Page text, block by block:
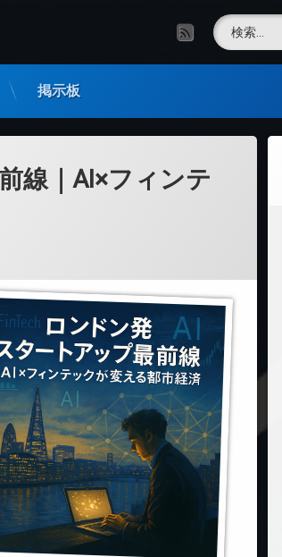
RSS検索:
掲示板
線｜AI×フィンテ